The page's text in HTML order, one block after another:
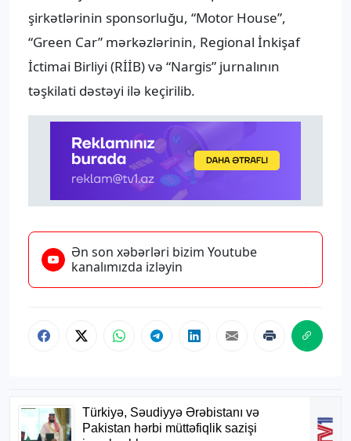
şirkətlərinin sponsorluğu, “Motor House”,
“Green Car” mərkəzlərinin, Regional İnkişaf
İctimai Birliyi (RİİB) və “Nargis” jurnalının
təşkilati dəstəyi ilə keçirilib.
Ən son xəbərləri bizim Youtube
kanalımızda izləyin